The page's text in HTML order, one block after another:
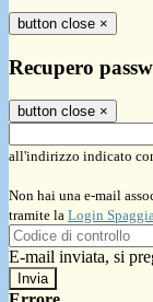
button close ×
Recupero
button close ×
all'indirizzo indicato
Non hai una e-mail
tramite la Login
E-mail inviata, si